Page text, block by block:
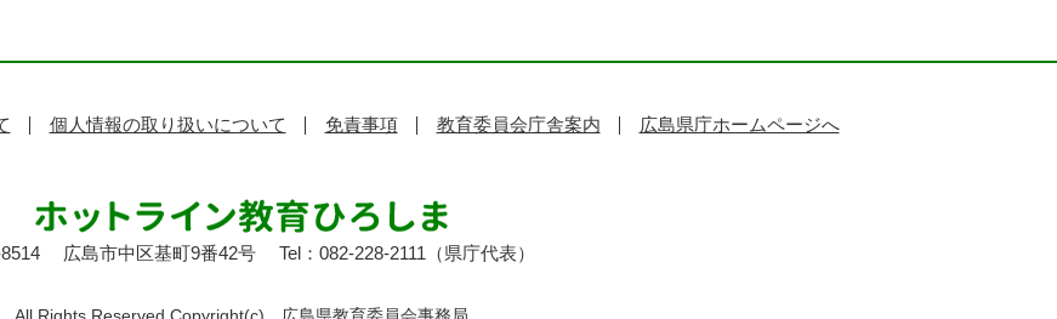
個人情報の取り扱いについて 免責事項 教育委員会庁舎案内 広島県庁ホームページへ
広島市中区基町9番42号 Tel：082-228-2111（県庁代表）